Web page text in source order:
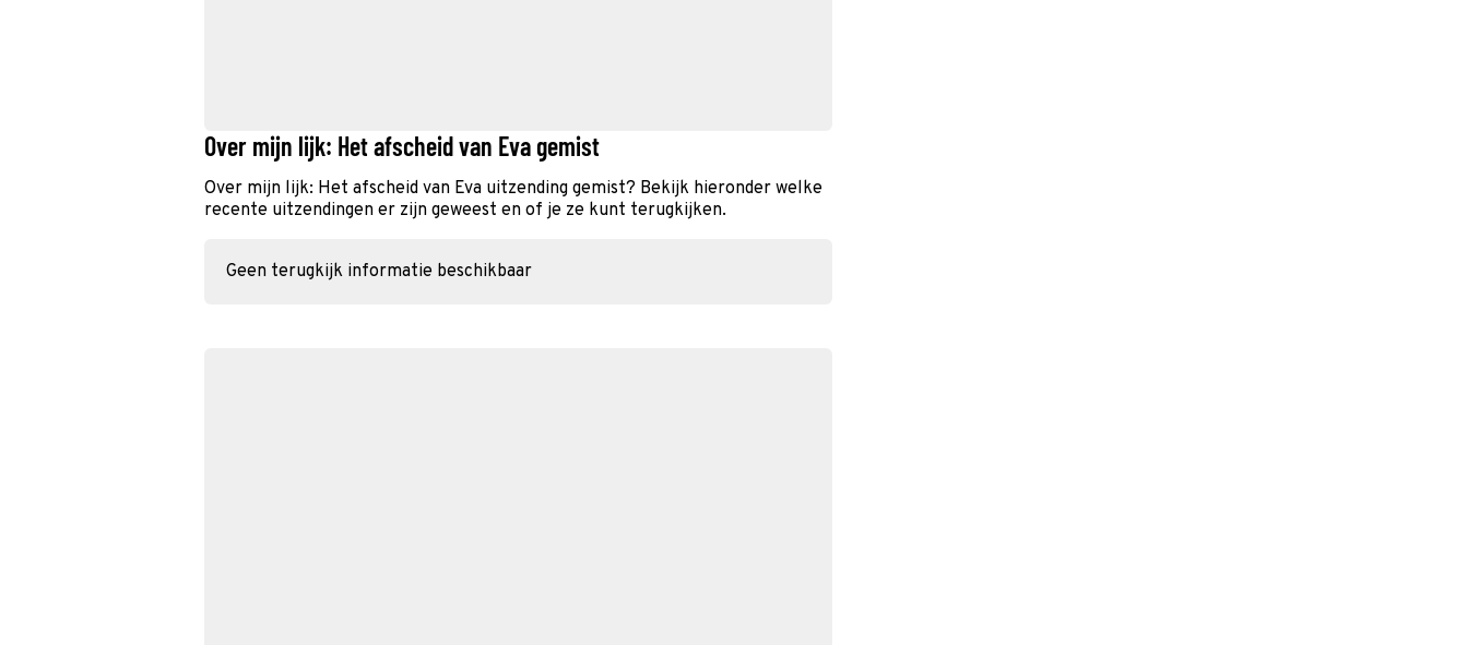
Over mijn lijk: Het afscheid van Eva gemist
Over mijn lijk: Het afscheid van Eva uitzending gemist? Bekijk hieronder welke
recente uitzendingen er zijn geweest en of je ze kunt terugkijken.
Geen terugkijk informatie beschikbaar